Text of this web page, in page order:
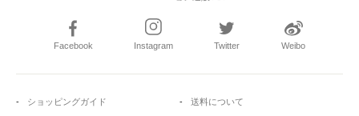
Facebook Instagram Twitter Weibo
ショッピングガイド
送料について